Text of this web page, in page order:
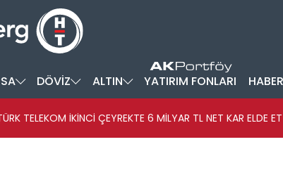
DÖVİZ ALTIN YATIRIM FONLARI
TELEKOM İKİNCİ ÇEYREKTE 6 MİLYAR TL NET KAR ELDE